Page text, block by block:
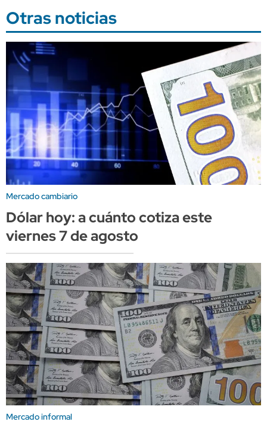
Otras noticias
Mercado cambiario
Dólar hoy: a cuánto cotiza este
viernes 7 de agosto
Mercado informal